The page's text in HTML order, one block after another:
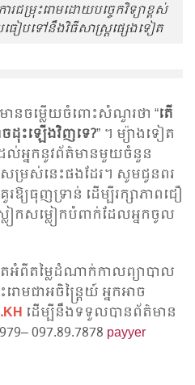
រជម្រុះ​រោមដោយបច្ចេកវិទ្យាខ្ពស់
បធៀបទៅនឹងវិធីសាស្រ្តផ្សេងទៀត
ានចម្លើយចំពោះសំណួរថា “តើ
ច​ដុះឡើងវិញទេ?” ។ ម្យ៉ាង​ទៀត
ល់អ្នកនូវព័ត៌មានមួយចំនួន
សម្រស់នេះផងដែរ។ សូមជូនពរ
ឱ្យធុញទ្រាន់ ដើម្បីរក្សាភាពជឿ
ៀកសម្លៀកបំពាក់ដែលអ្នកចូល
អំពីតម្លៃដំ​ណាក់​កាល​ព្យាបាល
ោមជាអចិន្ត្រៃយ៍ អ្នកអាច
ដើម្បីនឹងទទួលបាន​ព័ត៌មាន
097.89.7878 payyer